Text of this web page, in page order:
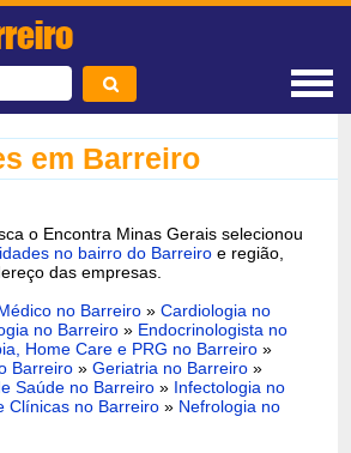
em Barreiro
o Encontra Minas Gerais selecionou
no bairro do Barreiro e região,
das empresas.
no Barreiro »Cardiologia no
no Barreiro » Endocrinologista no
Home Care e PRG no Barreiro »
Barreiro »Geriatria no Barreiro »
Saúde no Barreiro» Infectologia no
Clínicas no Barreiro » Nefrologia no